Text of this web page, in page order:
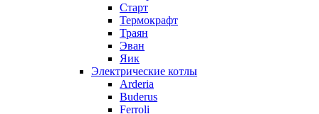
Старт
Термокрафт
Траян
Эван
Яик
Электрические котлы
Arderia
Buderus
Ferroli